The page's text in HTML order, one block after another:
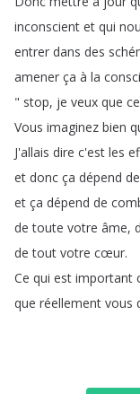
inconscient et qui
entrer dans des
amener ça à la
" stop, je veux que ce
Vous imaginez bien
J'allais dire c'est les
et donc ça dépend de
et ça dépend de
de toute votre âme,
de tout votre cœur.
Ce qui est important
que réellement vous